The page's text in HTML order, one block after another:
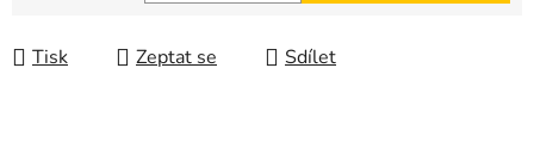
Tisk Zeptat se Sdílet